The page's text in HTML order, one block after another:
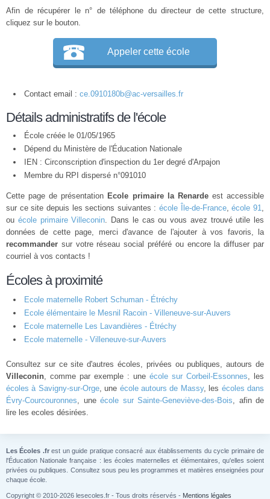
Afin de récupérer le n° de téléphone du directeur de cette structure,
cliquez sur le bouton.
Appeler cette école
Contact email : ce.0910180b@ac-versailles.fr
Détails administratifs de l'école
École créée le 01/05/1965
Dépend du Ministère de l'Éducation Nationale
IEN : Circonscription d'inspection du 1er degré d'Arpajon
Membre du RPI dispersé n°091010
Cette page de présentation Ecole primaire la Renardeest accessible
sur ce site depuis les sections suivantes :école Île-de-France,école 91,
ou école primaire Villeconin. Dans le cas ou vous avez trouvé utile les
données de cette page, merci d'avance de l'ajouter à vos favoris, la
recommander sur votre réseau social préféré ou encore la diffuser par
courriel à vos contacts !
Écoles à proximité
Ecole maternelle Robert Schuman - Étréchy
Ecole élémentaire le Mesnil Racoin - Villeneuve-sur-Auvers
Ecole maternelle Les Lavandières - Étréchy
Ecole maternelle - Villeneuve-sur-Auvers
Consultez sur ce site d'autres écoles, privées ou publiques, autours de
Villeconin, comme par exemple : une école sur Corbeil-Essonnes, les
écoles à Savigny-sur-Orge, une école autours de Massy, les écoles dans
Évry-Courcouronnes, une école sur Sainte-Geneviève-des-Bois, afin de
lire les ecoles désirées.
Les Écoles .frest un guide pratique consacré aux établissements du cycle primaire de
l'Éducation Nationale française : les écoles maternelles et élémentaires, qu'elles soient
privées ou publiques. Consultez sous peu les programmes et matières enseignées pour
chaque école.
Copyright © 2010-2026 lesecoles.fr - Tous droits réservés - Mentions légales